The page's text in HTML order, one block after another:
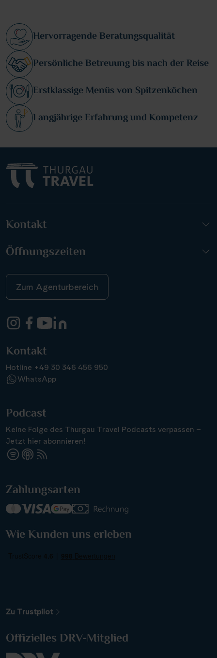
Hervorragende Beratungsqualität
Persönliche Betreuung bis nach der Reise
Erstklassige Menüs von Spitzenköchen
Langjährige Erfahrung und Kompetenz
Kontakt
Öffnungszeiten
Zum Agenturbereich
Kontakt
Hotline +49 30 346 456 950
WhatsApp
Podcast
Keine Folge des Thurgau Travel Podcasts verpassen –
Jetzt hier abonnieren!
Zahlungsarten
Wie Kunden uns erleben
Zu Trustpilot
Offizielles DRV-Mitglied
Suchen & Buchen
Reisezeitraum
Reisethema